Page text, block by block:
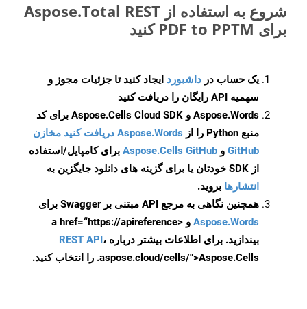
شروع به استفاده از Aspose.Total REST
برای PDF to PPTM کنید
یک حساب در داشبورد ایجاد کنید تا جزئیات مجوز و
سهمیه API رایگان را دریافت کنید
Aspose.Words و Aspose.Cells Cloud SDK برای کد
منبع Python را از
Aspose.Words دریافت کنید مخازن
GitHub و Aspose.Cells GitHub برای کامپایل/استفاده
از SDK خودتان یا برای گزینه های دانلود جایگزین به
انتشارها بروید.
همچنین نگاهی به مرجع API مبتنی بر Swagger برای
Aspose.Words
و <a href=“https://apireference
بیندازید. برای اطلاعات بیشتر درباره REST API،
.aspose.cloud/cells/">Aspose.Cells را انتخاب کنید.